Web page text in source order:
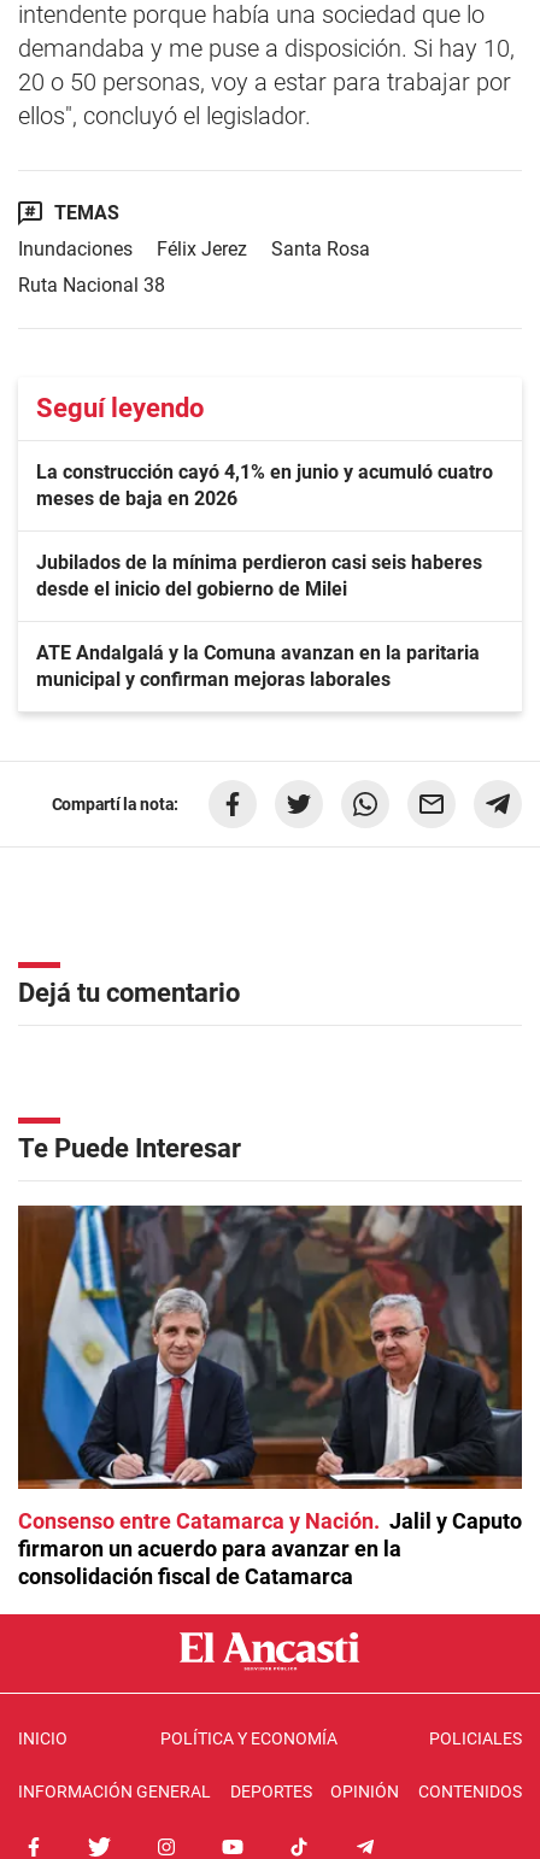
intendente porque había una sociedad que lo
demandaba y me puse a disposición. Si hay 10,
20 o 50 personas, voy a estar para trabajar por
ellos", concluyó el legislador.
TEMAS
Inundaciones
Félix Jerez
Santa Rosa
Ruta Nacional 38
Seguí leyendo
La construcción cayó 4,1% en junio y acumuló cuatro
meses de baja en 2026
Jubilados de la mínima perdieron casi seis haberes
desde el inicio del gobierno de Milei
ATE Andalgalá y la Comuna avanzan en la paritaria
municipal y confirman mejoras laborales
Compartí la nota:
Dejá tu comentario
Te Puede Interesar
Consenso entre Catamarca y Nación
Jalil y Caputo
firmaron un acuerdo para avanzar en la
consolidación fiscal de Catamarca
INICIO POLÍTICA Y ECONOMÍA POLICIALES
INFORMACIÓN GENERAL DEPORTES OPINIÓN CONTENIDOS